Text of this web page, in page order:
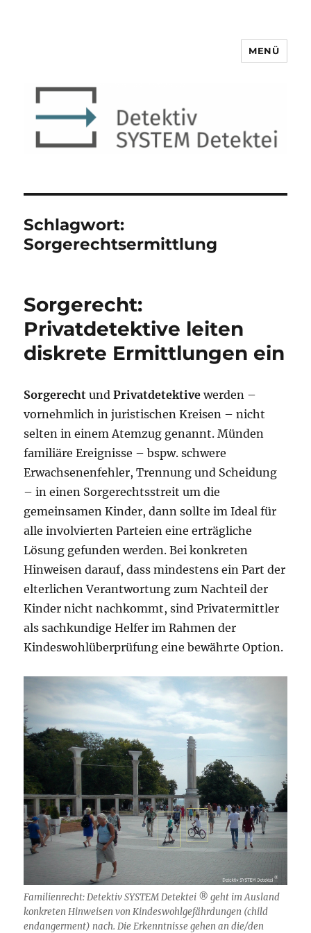
Detektiv SYSTEM Detektei ®
MENÜ
Schlagwort:
Sorgerechtsermittlung
Sorgerecht:
Privatdetektive leiten
diskrete Ermittlungen ein
Sorgerecht undPrivatdetektive werden –
vornehmlich in juristischen Kreisen – nicht
selten in einem Atemzug genannt. Münden
familiäre Ereignisse – bspw. schwere
Erwachsenenfehler, Trennung und Scheidung
– in einen Sorgerechtsstreit um die
gemeinsamen Kinder, dann sollte im Ideal für
alle involvierten Parteien eine erträgliche
Lösung gefunden werden. Bei konkreten
Hinweisen darauf, dass mindestens ein Part der
elterlichen Verantwortung zum Nachteil der
Kinder nicht nachkommt, sind Privatermittler
als sachkundige Helfer im Rahmen der
Kindeswohlüberprüfung eine bewährte Option.
Familienrecht: Detektiv SYSTEM Detektei ® geht im Ausland
konkreten Hinweisen von Kindeswohlgefährdungen (child
endangerment) nach. Die Erkenntnisse gehen an die/den